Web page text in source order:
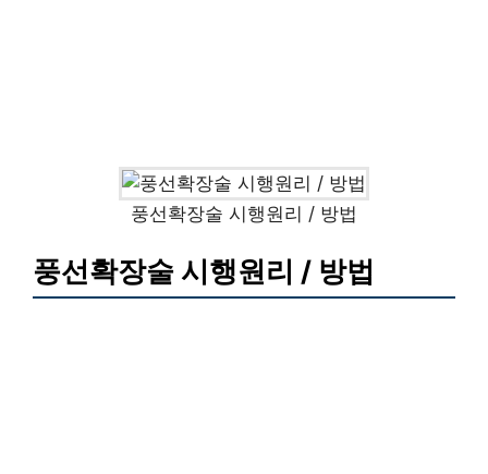
풍선확장술 시행원리 / 방법
풍선확장술 시행원리 / 방법